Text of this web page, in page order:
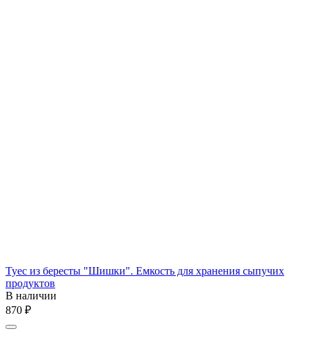
Туес из бересты "Шишки". Емкость для хранения сыпучих
продуктов
В наличии
‍870‍ ₽